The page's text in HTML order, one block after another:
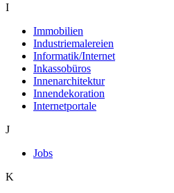
I
Immobilien
Industriemalereien
Informatik/Internet
Inkassobüros
Innenarchitektur
Innendekoration
Internetportale
J
Jobs
K